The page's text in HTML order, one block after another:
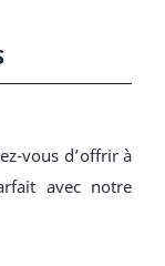
vous d’offrir à
avec notre